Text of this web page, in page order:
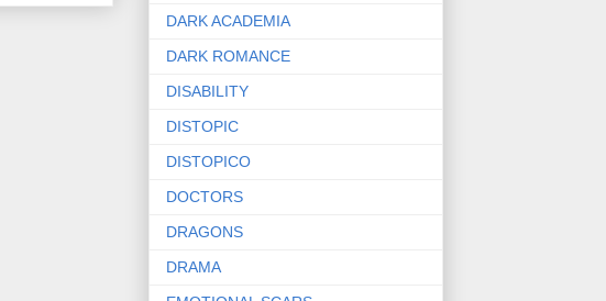
DARK ACADEMIA
DARK ROMANCE
DISABILITY
DISTOPIC
DISTOPICO
DOCTORS
DRAGONS
DRAMA